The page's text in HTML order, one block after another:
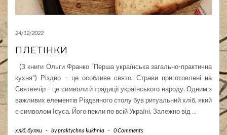
24/12/2022
ПЛЕТІНКИ
(З книги Ольги Франко “Перша українська загально-практична
кухня”) Різдво – це особливе свято. Страви приготовлені на
Святвечір – це символи й традиції українського народу. Одним з
важливих елементів Різдвяного столу був ритуальний хліб, який
є символом Ісуса. Його пекли по всій Україні. Залежно від…
хліб, булки - bypraktychna kukhnia - 0 Comments